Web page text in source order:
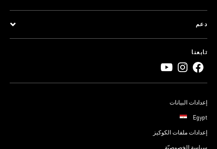
دعم
تابعنا
إعدادات البيانات
Egypt
إعدادات ملفات الكوكيز